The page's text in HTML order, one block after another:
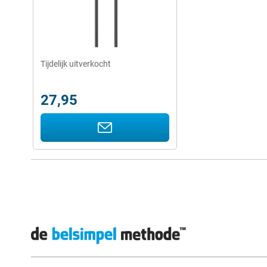
Tijdelijk uitverkocht
27,95